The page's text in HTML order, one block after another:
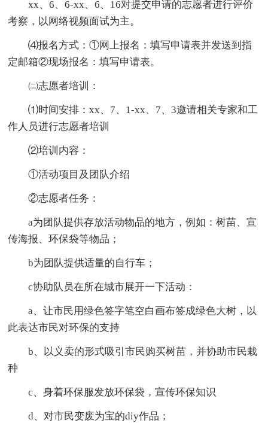
xx、6、6-xx、6、16对提交申请的志愿者进行评价
考察，以网络视频面试为主。
⑷报名方式：①网上报名：填写申请表并发送到指
定邮箱②现场报名：填写申请表。
㈡志愿者培训：
⑴时间安排：xx、7、1-xx、7、3邀请相关专家和工
作人员进行志愿者培训
⑵培训内容：
①活动项目及团队介绍
②志愿者任务：
a为团队提供存放活动物品的地方，例如：树苗、宣
传海报、环保袋等物品；
b为团队提供适量的自行车；
c协助队员在所在城市展开一下活动：
a、让市民用绿色签字笔空白画布签成绿色大树，以
此表达市民对环保的支持
b、以义卖的形式吸引市民购买树苗，并协助市民栽
种
c、身着环保服发放环保袋，宣传环保知识
d、对市民变废为宝的diy作品；